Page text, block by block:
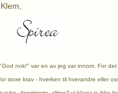
nok!" var en av jeg var innom. For det
store krav - hverken til hverandre eller